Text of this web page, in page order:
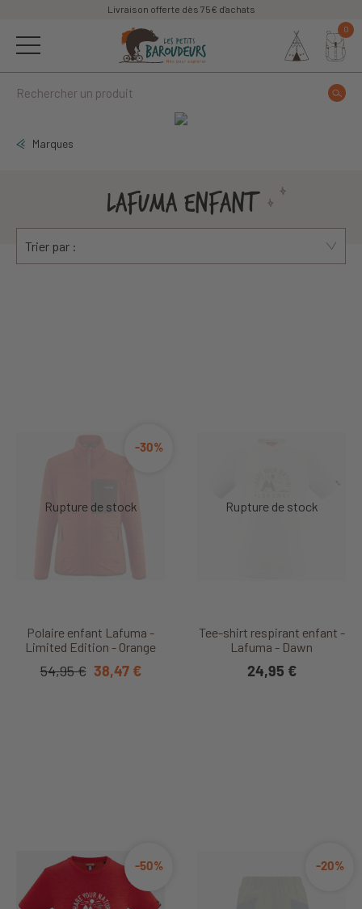
Livraison offerte dès 75€ d'achats
0
Marques
LAFUMA ENFANT
Trier par :
Polaire enfant Lafuma -
Limited Edition - Orange
-30%
54,95 € 38,47 €
Tee-shirt respirant enfant -
Lafuma - Dawn
24,95 €
-50% -20%